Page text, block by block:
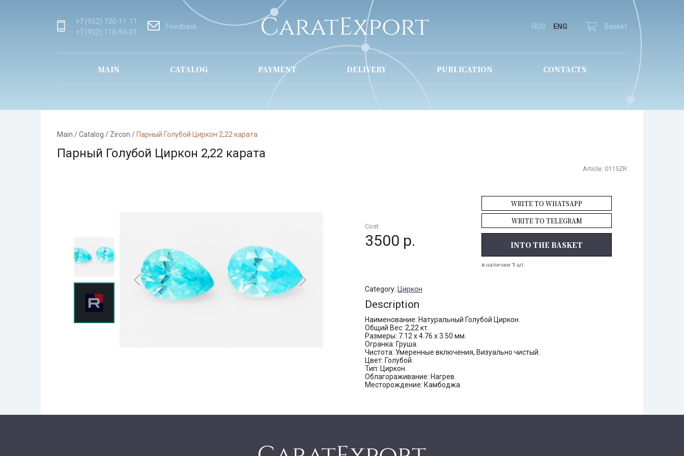
+7 (952) 730-11-11
+7 (922) 110-50-01
Feedback RUS ENG Basket
MAIN CATALOG PAYMENT DELIVERY PUBLICATION CONTACTS
Main /Catalog / Zircon / Парный Голубой Циркон 2,22 карата
Парный Голубой Циркон 2,22 карата
Article: 0115ZR
Cost:
3500 р.
WRITE TO WHATSAPP
WRITE TO TELEGRAM
INTO THE BASKET
в наличии 1 шт.
Category: Циркон
Description
Наименование: Натуральный Голубой Циркон.
Общий Вес: 2,22 кт.
Размеры: 7.12 х 4.76 х 3.50 мм.
Огранка: Груша.
Чистота: Умеренные включения, Визуально чистый.
Цвет: Голубой.
Тип: Циркон.
Облагораживание: Нагрев.
Месторождение: Камбоджа.